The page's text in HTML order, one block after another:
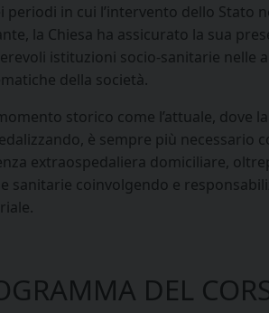
periodi in cui l’intervento dello Stato
la Chiesa ha assicurato la sua
istituzioni socio-sanitarie nelle
della società.
storico come l’attuale, dove
è sempre più necessario
extraospedaliera domiciliare,
sanitarie coinvolgendo e
DEL